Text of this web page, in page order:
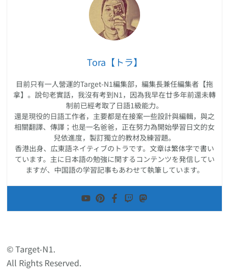
Tora【トラ】
目前只有一人營運的Target-N1編集部，編集長兼任編集者【拖
拿】。說句老實話，我沒有考到N1，因為我早在廿多年前還未轉
制前已經考取了日語1級能力。
還是現役的日語工作者，主要都是在接案一些設計與編輯，與之
相關翻譯、傳譯；也是一名爸爸，正在努力為開始學習日文的女
兒依進度，製訂獨立的教材及練習題。
香港出身、広東語ネイティブのトラです。文章は繁体字で書い
ています。主に日本語の勉強に関するコンテンツを発信してい
ますが、中国語の学習記事もあわせて執筆しています。
© Target-N1.
All Rights Reserved.